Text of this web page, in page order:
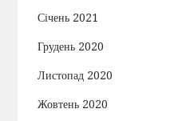
Січень 2021
Грудень 2020
Листопад 2020
Жовтень 2020